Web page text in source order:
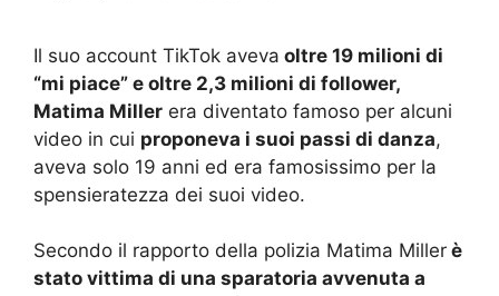
Il suo account TikTok aveva oltre 19 milioni di
“mi piace” e oltre 2,3 milioni di follower,
Matima Miller era diventato famoso per alcuni
video in cui proponeva i suoi passi di danza,
aveva solo 19 anni ed era famosissimo per la
spensieratezza dei suoi video.
Secondo il rapporto della polizia Matima Miller è
stato vittima di una sparatoria avvenuta a